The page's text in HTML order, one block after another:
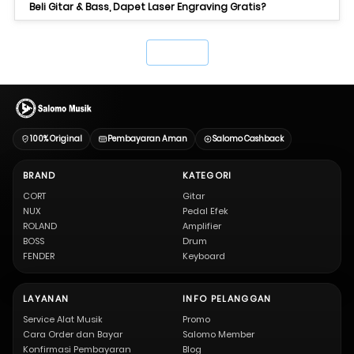
Beli Gitar & Bass, Dapet Laser Engraving Gratis?
100% Original Pembayaran Aman Salomo Cashback
BRAND
CORT
NUX
ROLAND
BOSS
FENDER
KATEGORI
Gitar
Pedal Efek
Amplifier
Drum
Keyboard
LAYANAN
Service Alat Musik
Cara Order dan Bayar
Konfirmasi Pembayaran
INFO PELANGGAN
Promo
Salomo Member
Blog